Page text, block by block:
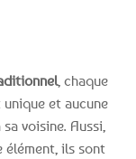
, chaque
et aucune
voisine. Aussi,
élément, ils sont